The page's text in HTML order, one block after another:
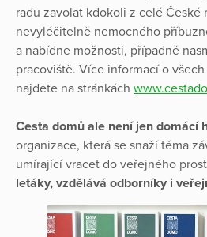
radu zavolat kdokoli z celé České
nevyléčitelně nemocného
a nabídne možnosti, případně
pracoviště. Více informací o
najdete na stránkách
Cesta domů ale není jen domácí
organizace, která se snaží téma
umírající vracet do veřejného
letáky, vzdělává odborníky i